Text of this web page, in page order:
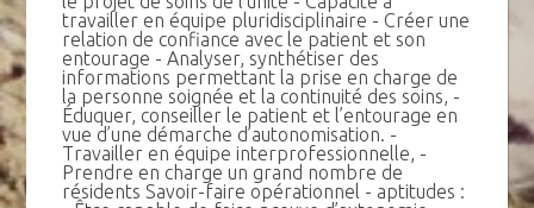
travailler en équipe pluridisciplinaire - Créer une
relation de confiance avec le patient et son
entourage - Analyser, synthétiser des
informations permettant la prise en charge de
la personne soignée et la continuité des soins, -
Éduquer, conseiller le patient et l’entourage en
vue d’une démarche d’autonomisation. -
Travailler en équipe interprofessionnelle, -
Prendre en charge un grand nombre de
résidents Savoir-faire opérationnel - aptitudes :